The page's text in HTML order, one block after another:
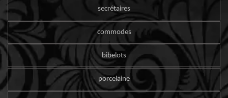
secrétaires
commodes
bibelots
porcelaine